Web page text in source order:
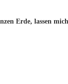
Erde, lassen mich